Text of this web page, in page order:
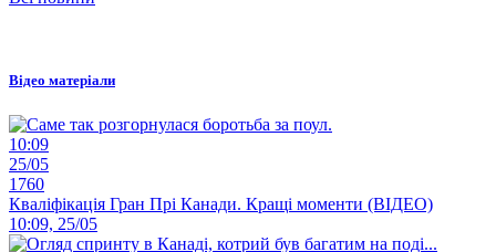
Відео матеріали
10:09
25/05
1760
Кваліфікація Гран Прі Канади. Кращі моменти (ВІДЕО)
10:09, 25/05